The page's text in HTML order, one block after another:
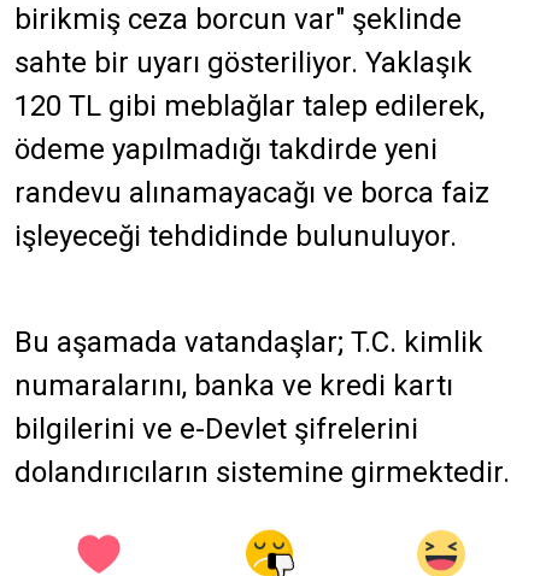
birikmiş ceza borcun var" şeklinde
sahte bir uyarı gösteriliyor. Yaklaşık
120 TL gibi meblağlar talep edilerek,
ödeme yapılmadığı takdirde yeni
randevu alınamayacağı ve borca faiz
işleyeceği tehdidinde bulunuluyor.
Bu aşamada vatandaşlar; T.C. kimlik
numaralarını, banka ve kredi kartı
bilgilerini ve e-Devlet şifrelerini
dolandırıcıların sistemine girmektedir.